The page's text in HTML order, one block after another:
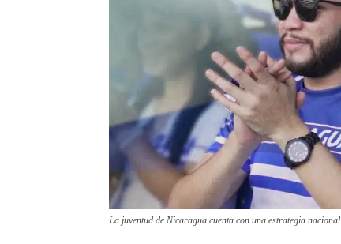
La juventud de Nicaragua cuenta con una estrategia